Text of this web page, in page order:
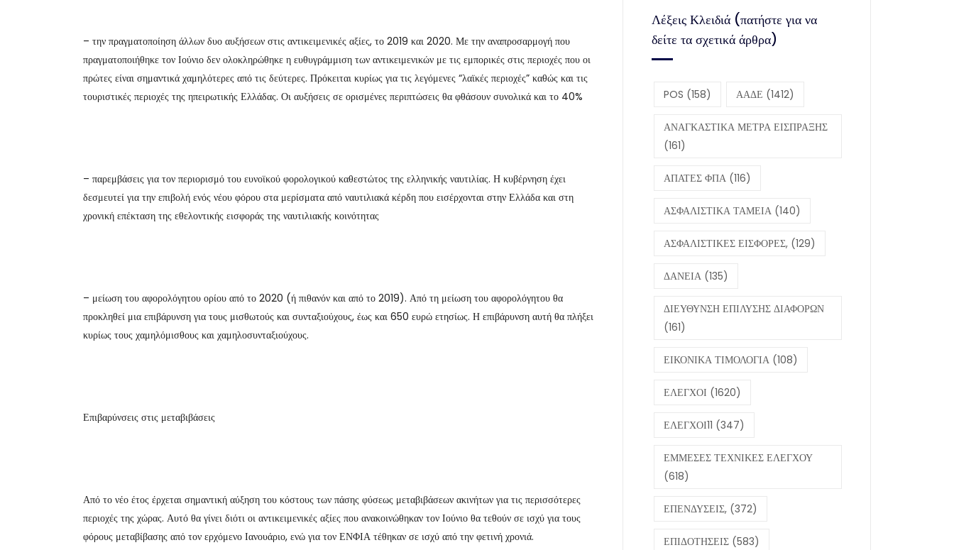
– την πραγματοποίηση άλλων δυο αυξήσεων στις αντικειμενικές αξίες, το 2019 και 2020. Με την αναπροσαρμογή που
πραγματοποιήθηκε τον Ιούνιο δεν ολοκληρώθηκε η ευθυγράμμιση των αντικειμενικών με τις εμπορικές στις περιοχές που οι
πρώτες είναι σημαντικά χαμηλότερες από τις δεύτερες. Πρόκειται κυρίως για τις λεγόμενες “λαϊκές περιοχές” καθώς και τις
τουριστικές περιοχές της ηπειρωτικής Ελλάδας. Οι αυξήσεις σε ορισμένες περιπτώσεις θα φθάσουν συνολικά και το 40%
– παρεμβάσεις για τον περιορισμό του ευνοϊκού φορολογικού καθεστώτος της ελληνικής ναυτιλίας. Η κυβέρνηση έχει
δεσμευτεί για την επιβολή ενός νέου φόρου στα μερίσματα από ναυτιλιακά κέρδη που εισέρχονται στην Ελλάδα και στη
χρονική επέκταση της εθελοντικής εισφοράς της ναυτιλιακής κοινότητας
– μείωση του αφορολόγητου ορίου από το 2020 (ή πιθανόν και από το 2019). Από τη μείωση του αφορολόγητου θα
προκληθεί μια επιβάρυνση για τους μισθωτούς και συνταξιούχους, έως και 650 ευρώ ετησίως. Η επιβάρυνση αυτή θα πλήξει
κυρίως τους χαμηλόμισθους και χαμηλοσυνταξιούχους.
Επιβαρύνσεις στις μεταβιβάσεις
Από το νέο έτος έρχεται σημαντική αύξηση του κόστους των πάσης φύσεως μεταβιβάσεων ακινήτων για τις περισσότερες
περιοχές της χώρας. Αυτό θα γίνει διότι οι αντικειμενικές αξίες που ανακοινώθηκαν τον Ιούνιο θα τεθούν σε ισχύ για τους
φόρους μεταβίβασης από τον ερχόμενο Ιανουάριο, ενώ για τον ΕΝΦΙΑ τέθηκαν σε ισχύ από την φετινή χρονιά.
Λέξεις Κλειδιά (πατήστε για να
δείτε τα σχετικά άρθρα)
POS (158) ΑΑΔΕ (1412)
ΑΝΑΓΚΑΣΤΙΚΑ ΜΕΤΡΑ ΕΙΣΠΡΑΞΗΣ
(161)
ΑΠΑΤΕΣ ΦΠΑ (116)
ΑΣΦΑΛΙΣΤΙΚΑ ΤΑΜΕΙΑ (140)
ΑΣΦΑΛΙΣΤΙΚΕΣ ΕΙΣΦΟΡΕΣ, (129)
ΔΑΝΕΙΑ (135)
ΔΙΕΥΘΥΝΣΗ ΕΠΙΛΥΣΗΣ ΔΙΑΦΟΡΩΝ
(161)
ΕΙΚΟΝΙΚΑ ΤΙΜΟΛΟΓΙΑ (108)
ΕΛΕΓΧΟΙ (1620)
ΕΛΕΓΧΟΙ11 (347)
ΕΜΜΕΣΕΣ ΤΕΧΝΙΚΕΣ ΕΛΕΓΧΟΥ
(618)
ΕΠΕΝΔΥΣΕΙΣ, (372)
ΕΠΙΔΟΤΗΣΕΙΣ (583)